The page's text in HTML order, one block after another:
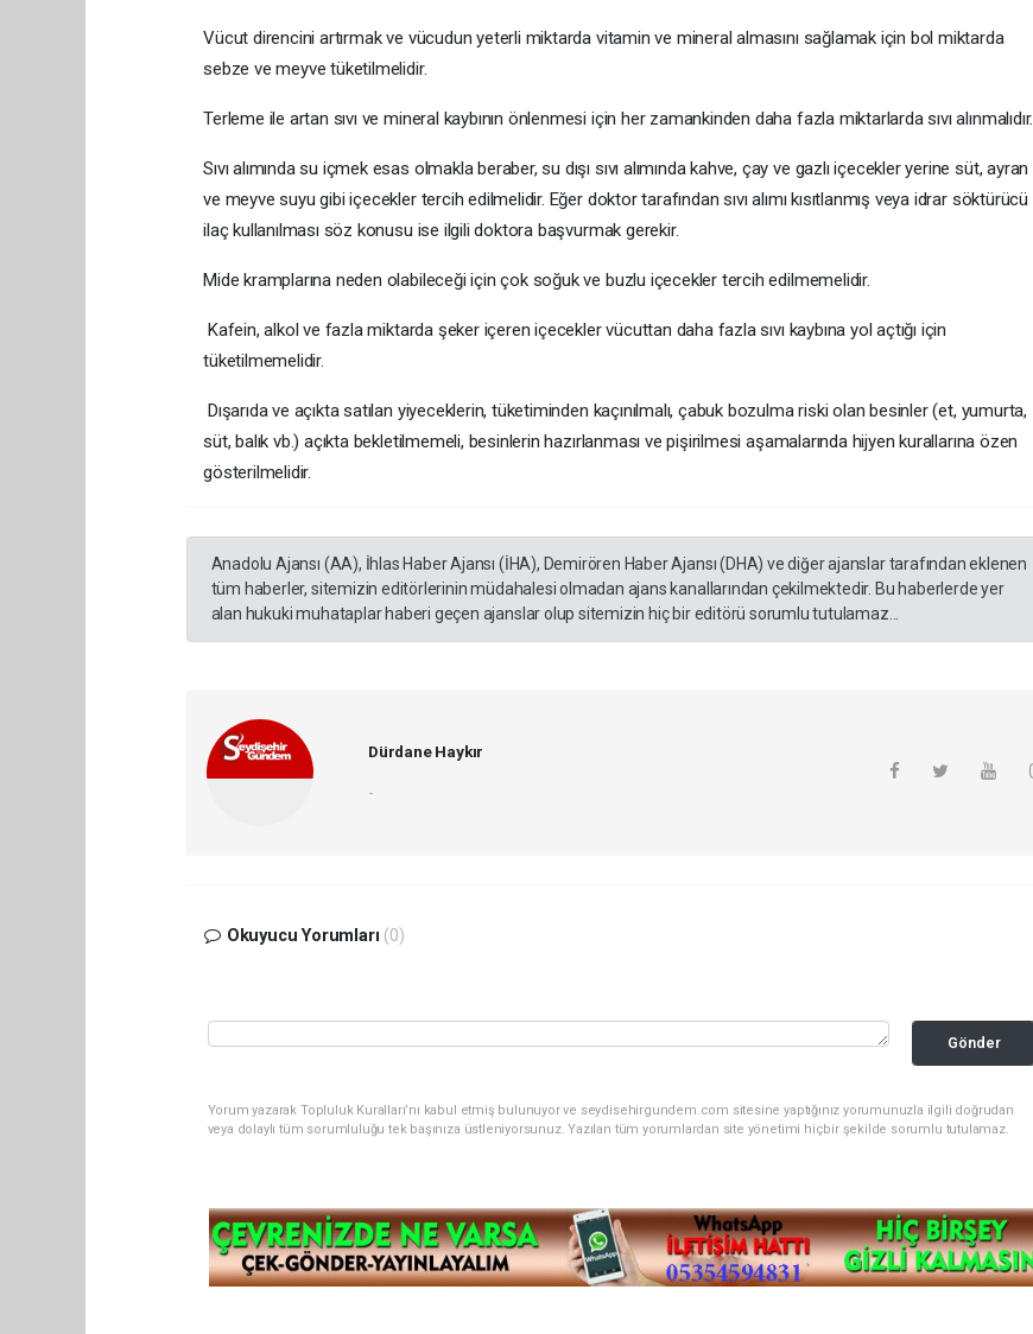
Vücut direncini artırmak ve vücudun yeterli miktarda vitamin ve mineral almasını sağlamak için bol miktarda
sebze ve meyve tüketilmelidir.
Terleme ile artan sıvı ve mineral kaybının önlenmesi için her zamankinden daha fazla miktarlarda sıvı alınmalıdır.
Sıvı alımında su içmek esas olmakla beraber, su dışı sıvı alımında kahve, çay ve gazlı içecekler yerine süt, ayran
ve meyve suyu gibi içecekler tercih edilmelidir. Eğer doktor tarafından sıvı alımı kısıtlanmış veya idrar söktürücü
ilaç kullanılması söz konusu ise ilgili doktora başvurmak gerekir.
Mide kramplarına neden olabileceği için çok soğuk ve buzlu içecekler tercih edilmemelidir.
Kafein, alkol ve fazla miktarda şeker içeren içecekler vücuttan daha fazla sıvı kaybına yol açtığı için
tüketilmemelidir.
Dışarıda ve açıkta satılan yiyeceklerin, tüketiminden kaçınılmalı, çabuk bozulma riski olan besinler (et, yumurta,
süt, balık vb.) açıkta bekletilmemeli, besinlerin hazırlanması ve pişirilmesi aşamalarında hijyen kurallarına özen
gösterilmelidir.
Anadolu Ajansı (AA), İhlas Haber Ajansı (İHA), Demirören Haber Ajansı (DHA) ve diğer ajanslar tarafından eklenen
tüm haberler, sitemizin editörlerinin müdahalesi olmadan ajans kanallarından çekilmektedir. Bu haberlerde yer
alan hukuki muhataplar haberi geçen ajanslar olup sitemizin hiç bir editörü sorumlu tutulamaz...
Dürdane Haykır
-
Okuyucu Yorumları (0)
Gönder
Yorum yazarak Topluluk Kuralları’nı kabul etmiş bulunuyor ve seydisehirgundem.com sitesine yaptığınız yorumunuzla ilgili doğrudan
veya dolaylı tüm sorumluluğu tek başınıza üstleniyorsunuz. Yazılan tüm yorumlardan site yönetimi hiçbir şekilde sorumlu tutulamaz.